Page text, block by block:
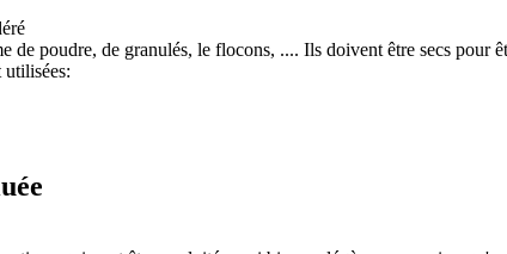
de poudre, de granulés, le flocons, .... Ils doivent être secs pour